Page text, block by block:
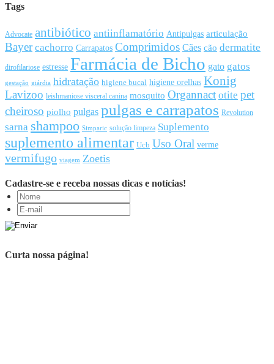
Tags
Advocate antibiótico antiinflamatório Antipulgas articulação
Bayer cachorro Carrapatos Comprimidos Cães cão dermatite
dirofilariose estresse Farmácia de Bicho gato gatos
gestação giárdia hidratação higiene bucal higiene orelhas Konig
Lavizoo leishmaniose visceral canina mosquito Organnact otite pet
cheiroso piolho pulgas pulgas e carrapatos Revolution
sarna shampoo Simparic solução limpeza Suplemento
suplemento alimentar Ucb Uso Oral verme
vermifugo viagem Zoetis
Cadastre-se e receba nossas dicas e notícias!
Curta nossa página!